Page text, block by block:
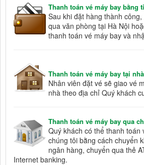
Thanh toán vé máy bay bằng
Sau khi đặt hàng thành
qua văn phòng tại Hà Nội
thanh toán vé máy bay và
Thanh toán vé máy bay tại nhà
Nhân viên đặt vé sẽ giao vé
nhà theo địa chỉ Quý khách
Thanh toán vé máy bay qua
Quý khách có thể thanh toán
chúng tôi bằng cách chuyển
ngân hàng, chuyển qua thẻ
Internet banking.